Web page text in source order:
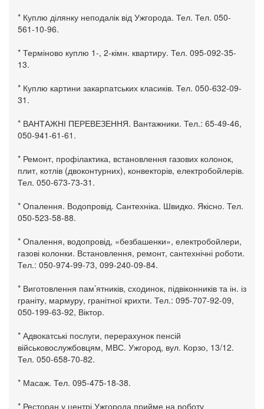
* Куплю ділянку неподалік від Ужгорода. Тел. Тел. 050-
561-10-96.
* Терміново куплю 1-, 2-кімн. квартиру. Тел. 095-092-35-
13.
* Куплю картини закарпатських класиків. Тел. 050-632-09-
31.
* ВАНТАЖНІ ПЕРЕВЕЗЕННЯ. Вантажники. Тел.: 65-49-46,
050-941-61-61.
* Ремонт, профілактика, встановлення газових колонок,
плит, котлів (двоконтурних), конвекторів, електробойлерів.
Тел. 050-673-73-31.
* Опалення. Водопровід. Сантехніка. Швидко. Якісно. Тел.
050-523-58-88.
* Опалення, водопровід, «безбашенки», електробойлери,
газові колонки. Встановлення, ремонт, сантехнічні роботи.
Тел.: 050-974-99-73, 099-240-09-84.
* Виготовлення пам’ятників, сходинок, підвіконників та ін. із
граніту, мармуру, гранітної крихти. Тел.: 095-707-92-09,
050-199-63-92, Віктор.
* Адвокатські послуги, перерахунок пенсій
військовослужбовцям, МВС. Ужгород, вул. Корзо, 13/12.
Тел. 050-658-70-82.
* Масаж. Тел. 095-475-18-38.
* Ресторан у центрі Ужгорода прийме на роботу